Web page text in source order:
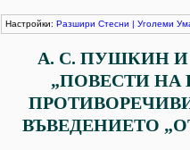
Настройки: Разшири Стесни | Уголеми
А. С. ПУШКИН
„ПОВЕСТИ НА
ВЪВЕДЕНИЕТО